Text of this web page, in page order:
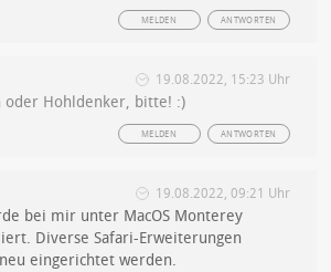
ANTWORTEN
MELDEN
19.08.2022, 15:23 Uhr
oder Hohldenker, bitte! :)
ANTWORTEN
MELDEN
19.08.2022, 09:21 Uhr
bei mir unter MacOS Monterey
Diverse Safari-Erweiterungen
eingerichtet werden.